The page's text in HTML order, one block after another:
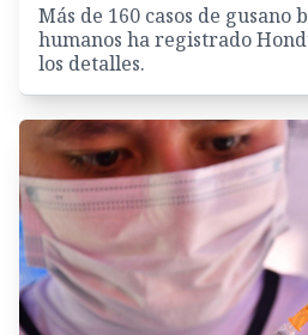
Más de 160 casos de gusano
humanos ha registrado
los detalles.